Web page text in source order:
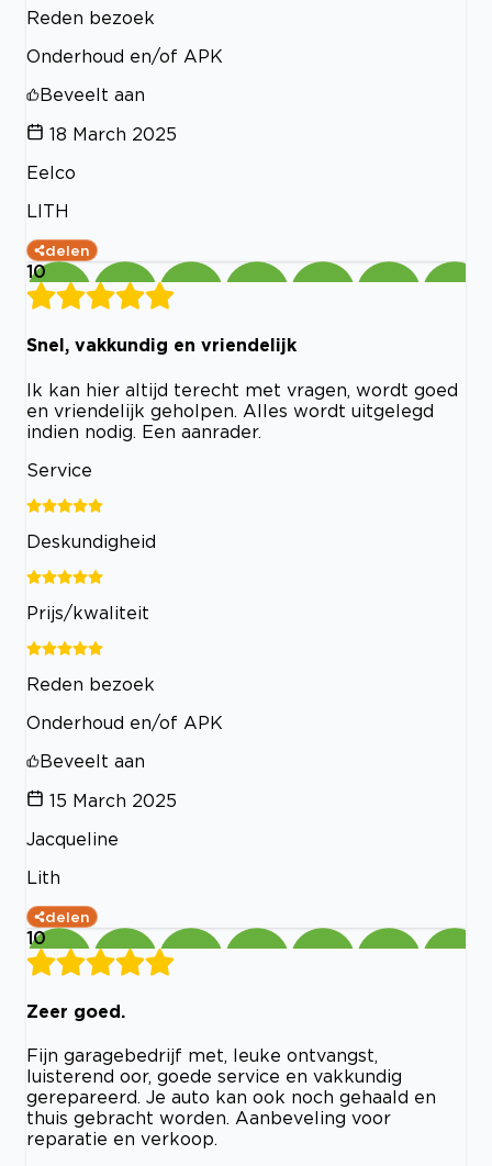
Reden bezoek
Onderhoud en/of APK
Beveelt aan
18 March 2025
Eelco
LITH
delen
10
Snel, vakkundig en vriendelijk
Ik kan hier altijd terecht met vragen, wordt goed
en vriendelijk geholpen. Alles wordt uitgelegd
indien nodig. Een aanrader.
Service
Deskundigheid
Prijs/kwaliteit
Reden bezoek
Onderhoud en/of APK
Beveelt aan
15 March 2025
Jacqueline
Lith
delen
10
Zeer goed.
Fijn garagebedrijf met, leuke ontvangst,
luisterend oor, goede service en vakkundig
gerepareerd. Je auto kan ook noch gehaald en
thuis gebracht worden. Aanbeveling voor
reparatie en verkoop.